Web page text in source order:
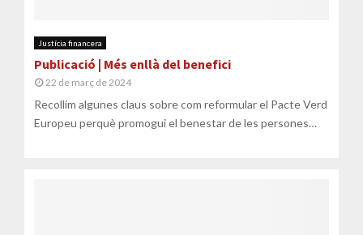
Justícia financera
Publicació | Més enllà del benefici
22 de març de 2024
Recollim algunes claus sobre com reformular el Pacte Verd
Europeu perquè promogui el benestar de les persones